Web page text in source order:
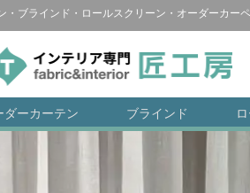
ブラインド・ロールスクリーン・ オーダーカー
ダーカーテン ブラインド